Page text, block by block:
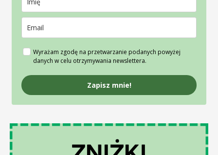
Wyrażam zgodę na przetwarzanie podanych powyżej
danych w celu otrzymywania newslettera.
Zapisz mnie!